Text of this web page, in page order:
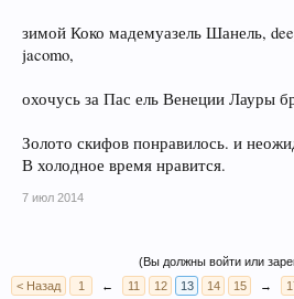
зимой Коко мадемуазель Шанель,
jacomo,
охочусь за Пас ель Венеции Лауры
Золото скифов понравилось. и
В холодное время нравится.
7 июл 2014
(Вы должны войти или
< Назад
1 ← 11 12 13 14 15 →